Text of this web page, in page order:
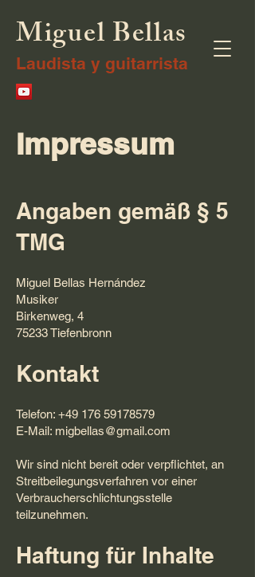
Miguel Bellas
Laudista y guitarrista
Impressum
Angaben gemäß § 5
TMG
Miguel Bellas Hernández
Musiker
Birkenweg, 4
75233 Tiefenbronn
Kontakt
Telefon: +49 176 59178579
E-Mail: migbellas@gmail.com
Wir sind nicht bereit oder verpflichtet, an
Streitbeilegungsverfahren vor einer
Verbraucherschlichtungsstelle
teilzunehmen.
Haftung für Inhalte